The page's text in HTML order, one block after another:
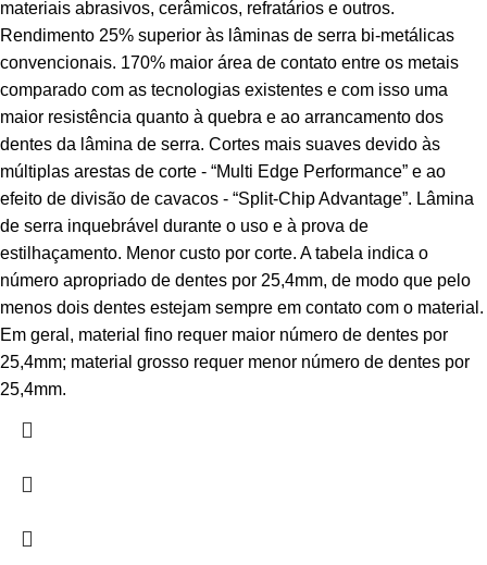
materiais abrasivos, cerâmicos, refratários e outros.
Rendimento 25% superior às lâminas de serra bi-metálicas
convencionais. 170% maior área de contato entre os metais
comparado com as tecnologias existentes e com isso uma
maior resistência quanto à quebra e ao arrancamento dos
dentes da lâmina de serra. Cortes mais suaves devido às
múltiplas arestas de corte - “Multi Edge Performance” e ao
efeito de divisão de cavacos - “Split-Chip Advantage”. Lâmina
de serra inquebrável durante o uso e à prova de
estilhaçamento. Menor custo por corte. A tabela indica o
número apropriado de dentes por 25,4mm, de modo que pelo
menos dois dentes estejam sempre em contato com o material.
Em geral, material fino requer maior número de dentes por
25,4mm; material grosso requer menor número de dentes por
25,4mm.